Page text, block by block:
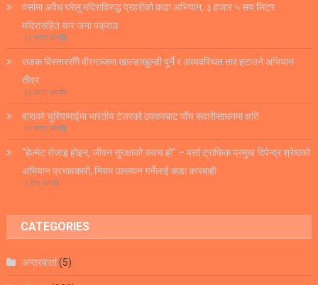
पर्सामा अवैध घरेलु मदिराविरुद्ध प्रहरीको कडा अभियान, ३ हजार ५ सय लिटर
मदिरासहित चार जना पक्राउ
१३ घण्टा अगाडि
सडक विस्तारसँगै वीरगञ्जमा खाल्डाखुल्डी पुर्ने र अव्यवस्थित तार हटाउने अभियान
तीव्र
१३ घण्टा अगाडि
बाराको चुरियामाईमा भारतीय टेलरको ठक्करबाट पाँच सवारीसाधनमा क्षति
१९ घण्टा अगाडि
“हेल्मेट रोजाइ होइन, जीवन सुरक्षाको कवच हो” – पर्सा ट्राफिक प्रमुख दिपेन्द्र श्रेष्ठको
अभियान प्रभावकारी, नियम उल्लंघन गर्नेलाई कडा कारबाही
२ दिन अगाडि
CATEGORIES
अन्तरबार्ता(5)